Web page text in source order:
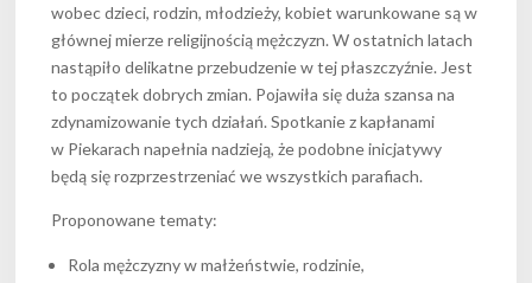
wobec dzieci, rodzin, młodzieży, kobiet warunkowane są w
głównej mierze religijnością mężczyzn. W ostatnich latach
nastąpiło delikatne przebudzenie w tej płaszczyźnie. Jest
to początek dobrych zmian. Pojawiła się duża szansa na
zdynamizowanie tych działań. Spotkanie z kapłanami
w Piekarach napełnia nadzieją, że podobne inicjatywy
będą się rozprzestrzeniać we wszystkich parafiach.
Proponowane tematy:
Rola mężczyzny w małżeństwie, rodzinie,